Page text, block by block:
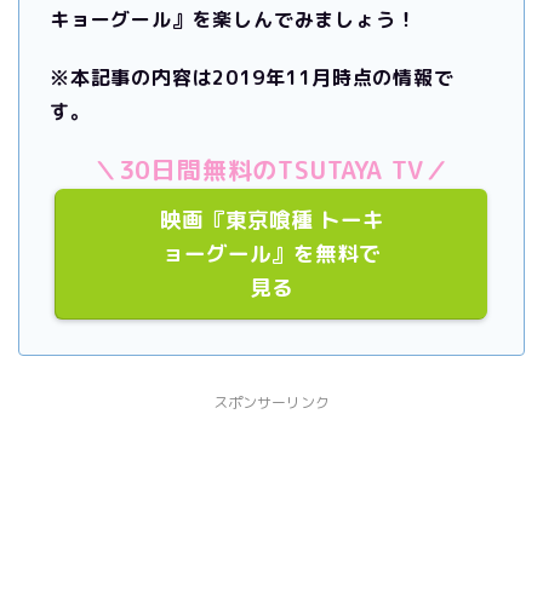
キョーグール』を楽しんでみましょう！
※本記事の内容は2019年11月時点の情報で
す。
＼30日間無料のTSUTAYA TV／
映画『東京喰種 トーキ
ョーグール』を無料で
見る
スポンサーリンク